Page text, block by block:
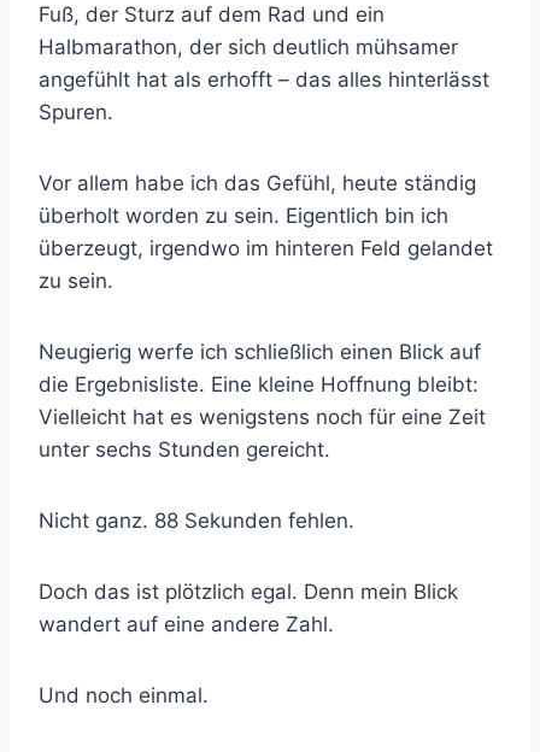
Fuß, der Sturz auf dem Rad und ein
Halbmarathon, der sich deutlich mühsamer
angefühlt hat als erhofft – das alles hinterlässt
Spuren.
Vor allem habe ich das Gefühl, heute ständig
überholt worden zu sein. Eigentlich bin ich
überzeugt, irgendwo im hinteren Feld gelandet
zu sein.
Neugierig werfe ich schließlich einen Blick auf
die Ergebnisliste. Eine kleine Hoffnung bleibt:
Vielleicht hat es wenigstens noch für eine Zeit
unter sechs Stunden gereicht.
Nicht ganz. 88 Sekunden fehlen.
Doch das ist plötzlich egal. Denn mein Blick
wandert auf eine andere Zahl.
Und noch einmal.